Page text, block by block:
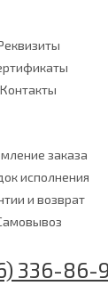
Контакты
заказа
исполнения
и возврат
336-86-